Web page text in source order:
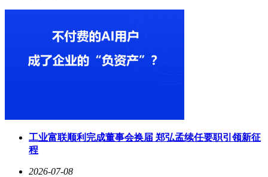
工业富联顺利完成董事会换届 郑弘孟续任要职引领新征
程
2026-07-08